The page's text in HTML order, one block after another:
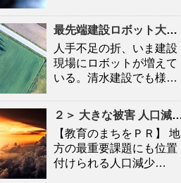
最先端建設ロボット大集合
人手不足の折、いま建設
現場にロボットが増えて
いる。清水建設でも様…
２＞ 大きな被害 人口 減に拍車 「教育のまち」で移住促進｜特集 – 苫小牧民報
【教育のまちをＰＲ】 地
方の最重要課題にも位置
付けられる人口減少…